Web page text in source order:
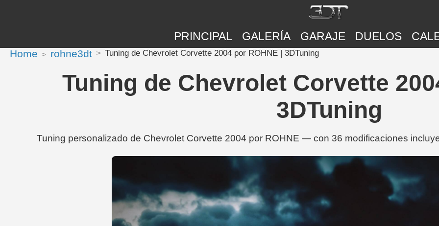
PRINCIPAL GALERÍA GARAJE DUELOS
Home rohne3dt Tuning de Chevrolet Corvette 2004 por ROHNE | 3DTuning
Tuning de Chevrolet Corvette
3DTuning
Tuning personalizado de Chevrolet Corvette 2004 por ROHNE — con 36 modificaciones